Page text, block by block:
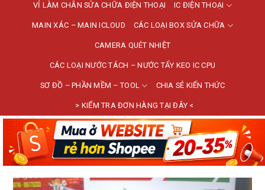
VỈ LÀM CHÂN SỬA CHỮA ĐIỆN THOẠI IC ĐIỆN THOẠI
MAIN XÁC – MAIN ICLOUD CÁC LOẠI BOX SỬA CHỮA
CAMERA QUÉT NHIỆT
CÁC LOẠI NƯỚC TÁCH – NƯỚC TẨY KEO IC CPU
SƠ ĐỒ – PHẦN MỀM – TOOL CHIA SẺ KIẾN THỨC
> KIỂM TRA ĐƠN HÀNG TẠI ĐÂY <